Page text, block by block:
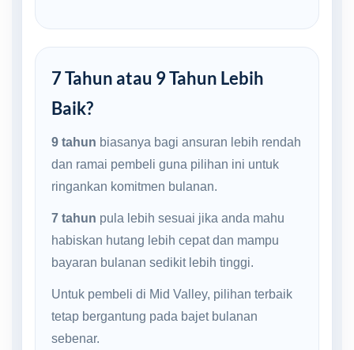
7 Tahun atau 9 Tahun Lebih
Baik?
9 tahun biasanya bagi ansuran lebih rendah
dan ramai pembeli guna pilihan ini untuk
ringankan komitmen bulanan.
7 tahun pula lebih sesuai jika anda mahu
habiskan hutang lebih cepat dan mampu
bayaran bulanan sedikit lebih tinggi.
Untuk pembeli di Mid Valley, pilihan terbaik
tetap bergantung pada bajet bulanan
sebenar.